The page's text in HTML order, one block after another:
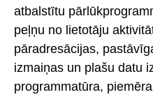
atbalstītu
peļņu no lietotāju
pāradresācijas,
izmaiņas un plašu datu
programmatūra,